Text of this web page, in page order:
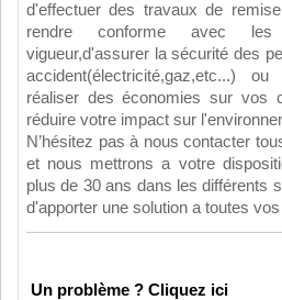
d'effectuer des travaux de
rendre conforme avec les
vigueur,d'assurer la sécurité des
accident(électricité,gaz,etc...)
réaliser des économies sur vos
réduire votre impact sur
N’hésitez pas à nous contacter
et nous mettrons a votre
plus de 30 ans dans les différents
d'apporter une solution a toutes
Un problème ? Cliquez ici